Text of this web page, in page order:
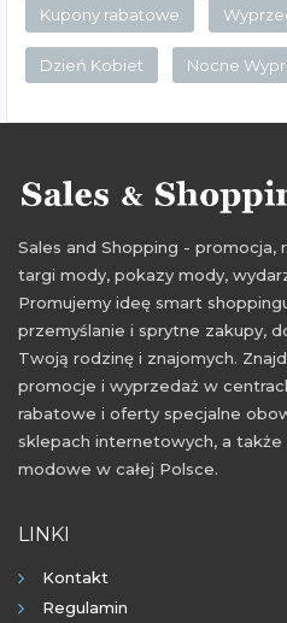
Kupony rabatowe
Dzień Kobiet Nocne
Sales and Shopping - promocja,
targi mody, pokazy mody,
Promujemy ideę smart
przemyślanie i sprytne zakupy,
Twoją rodzinę i znajomych.
promocje i wyprzedaż w
rabatowe i oferty specjalne
sklepach internetowych, a
modowe w całej Polsce.
LINKI
Kontakt
Regulamin